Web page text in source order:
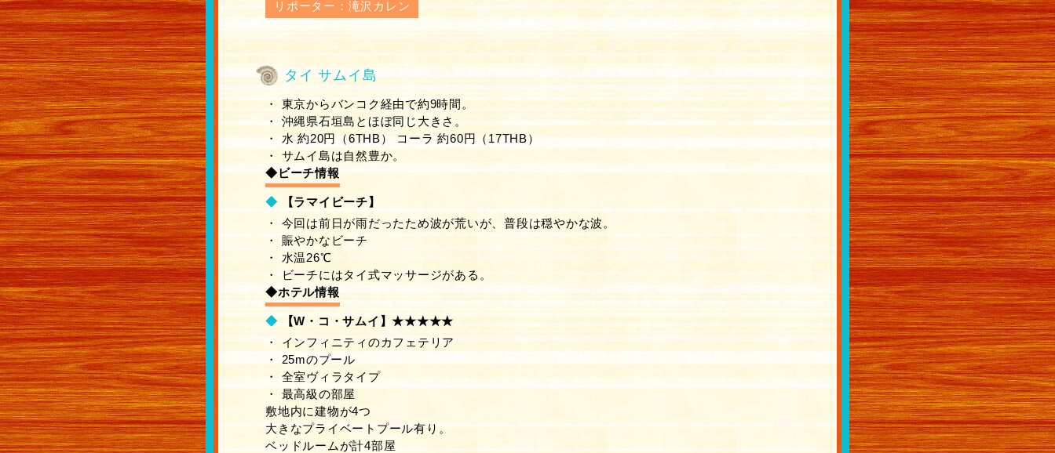
リポーター：滝沢カレン
タイ サムイ島
・ 東京からバンコク経由で約9時間。
・ 沖縄県石垣島とほぼ同じ大きさ。
・ 水 約20円（6THB） コーラ 約60円（17THB）
・ サムイ島は自然豊か。
◆ビーチ情報
◆ 【ラマイビーチ】
・ 今回は前日が雨だったため波が荒いが、普段は穏やかな波。
・ 賑やかなビーチ
・ 水温26℃
・ ビーチにはタイ式マッサージがある。
◆ホテル情報
◆ 【W・コ・サムイ】★★★★★
・ インフィニティのカフェテリア
・ 25mのプール
・ 全室ヴィラタイプ
・ 最高級の部屋
敷地内に建物が4つ
大きなプライベートプール有り。
ベッドルームが計4部屋